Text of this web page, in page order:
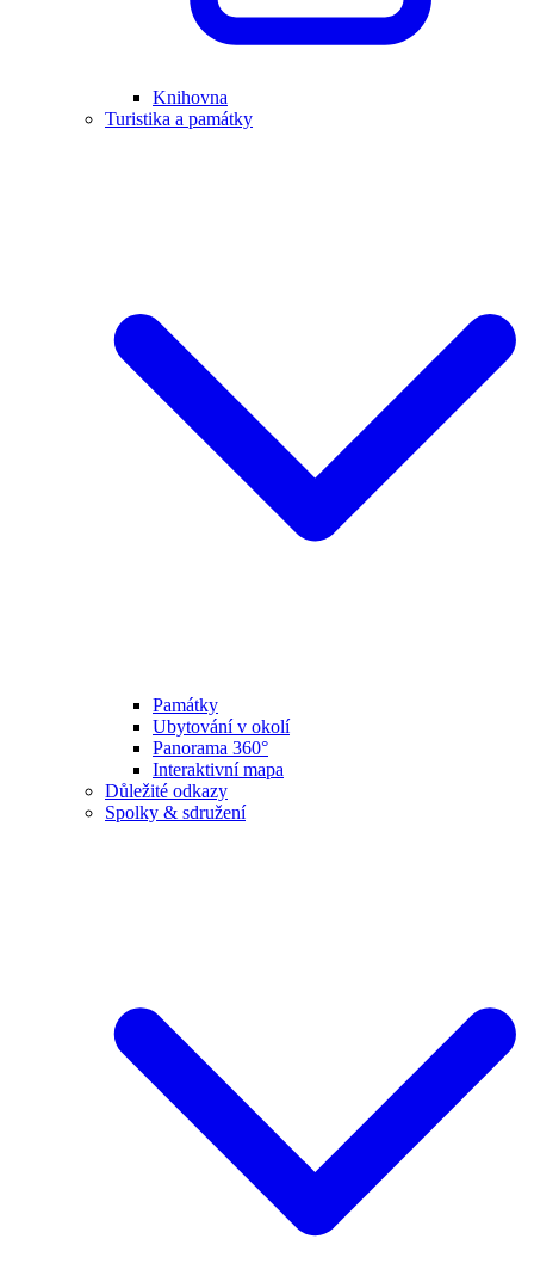
Knihovna
Turistika a památky
Památky
Ubytování v okolí
Panorama 360°
Interaktivní mapa
Důležité odkazy
Spolky & sdružení